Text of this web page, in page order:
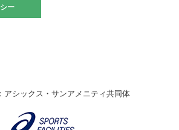
ジボールの部開催☆
会 バレーボール大会が開催されました
ー
ー
アシックス・サンアメニティ共同体